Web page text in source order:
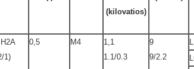
(kilovatios)
1)
0,5 M4
1,1
1.1/0.3
9
9/2.2
L